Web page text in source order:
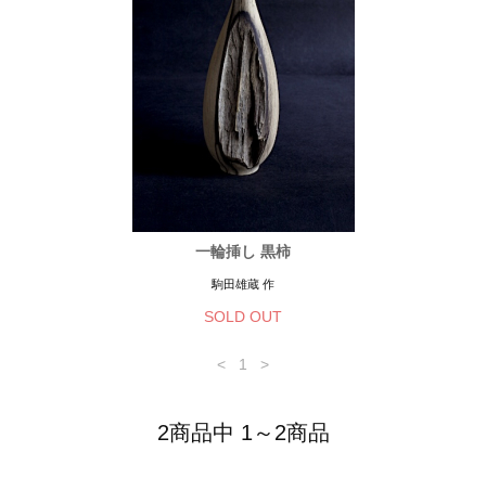
一輪挿し 黒柿
駒田雄蔵 作
SOLD OUT
< 1 >
2商品中 1～2商品